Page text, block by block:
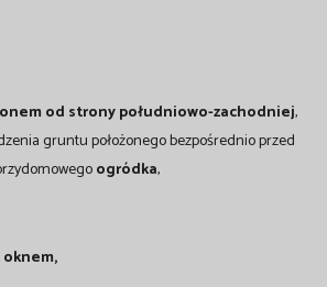
od strony południowo-zachodniej,
gruntu położonego bezpośrednio przed
ogródka,